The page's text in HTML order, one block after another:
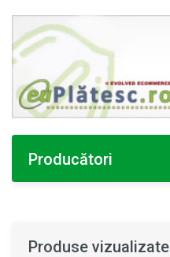
Producători
Produse vizualizate